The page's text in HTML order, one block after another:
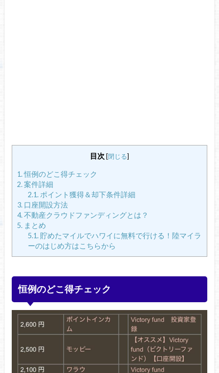
目次 [閉じる]
1.恒例のどこ得チェック
2.案件詳細
2.1.ポイント獲得＆却下条件詳細
3.口座開設方法
4.不動産クラウドファンディングとは？
5.まとめ
5.1.貯めたマイルでハワイに無料で行ける！陸マイラ
ーのはじめ方はこちらから
恒例のどこ得チェック